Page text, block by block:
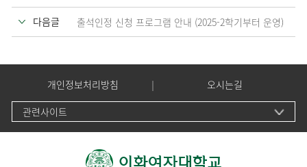
다음글 출석인정 신청 프로그램 안내 (2025-2학기부터 운영)
개인정보처리방침
오시는길
관련사이트